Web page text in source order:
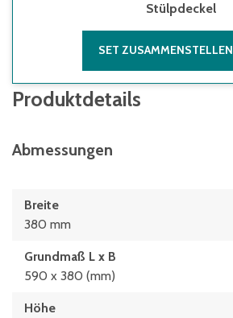
Stülpdeckel
SET ZUSAMMENSTELLEN
Produktdetails
Abmessungen
Breite
380 mm
Grundmaß L x B
590 x 380 (mm)
Höhe